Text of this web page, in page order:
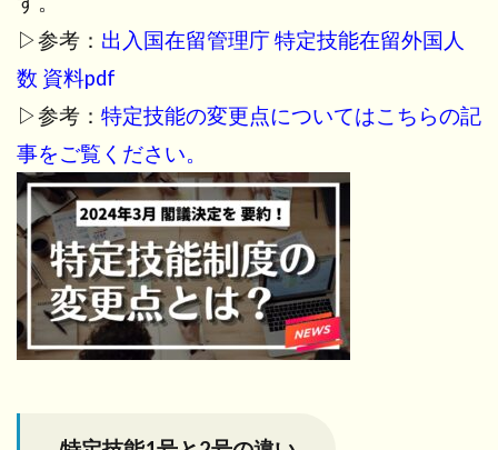
れ
企
業
の
要
件
6
外国
人労
働者
の要
件
（1
号の
6.1
▷参考： 出入国在留管理庁 特定技能在留外国人
数 資料pdf
▷参考： 特定技能の変更点についてはこちらの記
事をご覧ください。